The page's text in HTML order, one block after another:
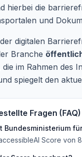
hierbei die
und
digitalen
Branche
im Rahmen des
spiegelt den
Fragen (FAQ)
Bundesministerium
Score von